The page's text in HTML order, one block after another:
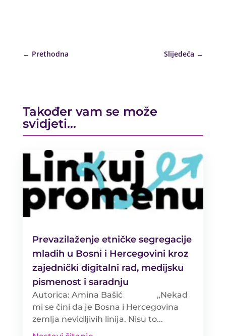
← Prethodna Slijedeća →
Također vam se može
svidjeti…
Prevazilaženje etničke segregacije
mladih u Bosni i Hercegovini kroz
zajednički digitalni rad, medijsku
pismenost i saradnju
Autorica: Amina Bašić „Nekad
mi se čini da je Bosna i Hercegovina
zemlja nevidljivih linija. Nisu to...